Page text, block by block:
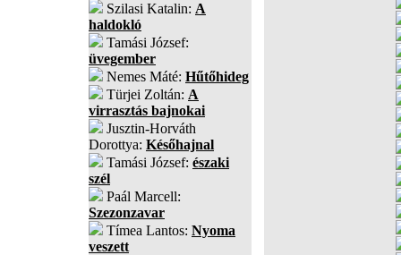
Szilasi Katalin: A
haldokló
Tamási József:
üvegember
Nemes Máté: Hűtőhideg
Türjei Zoltán: A
virrasztás bajnokai
Jusztin-Horváth
Dorottya: Későhajnal
Tamási József: északi
szél
Paál Marcell:
Szezonzavar
Tímea Lantos: Nyoma
veszett